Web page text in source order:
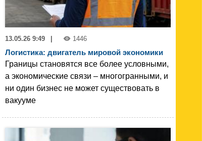
13.05.26 9:49 1446
Логистика: двигатель мировой экономики
Границы становятся все более условными,
а экономические связи – многогранными, и
ни один бизнес не может существовать в
вакууме